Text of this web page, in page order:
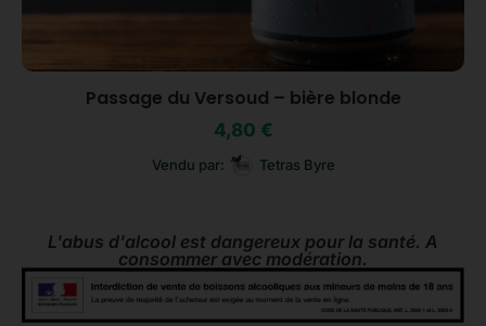
Passage du Versoud – bière blonde
4,80 €
Vendu par: Tetras Byre
L'abus d'alcool est dangereux pour la santé. A
consommer avec modération.